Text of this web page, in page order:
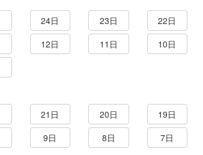
24日 23日 22日
12日 11日 10日
21日 20日 19日
9日 8日 7日